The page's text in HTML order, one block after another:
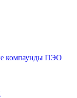
компаунды ПЭО